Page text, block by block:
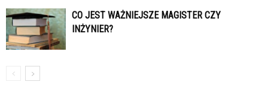
CO JEST WAŻNIEJSZE MAGISTER CZY
INŻYNIER?